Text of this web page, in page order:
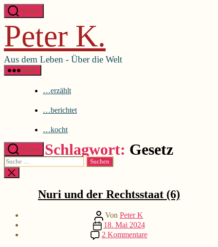
Direkt
zum
Inhalt
wechseln
Suchen
Peter K.
Aus dem Leben - Über die Welt
Menü
…erzählt
…berichtet
…kocht
Suchen
Suche
nach:
Suche
schließen
Menü schließen
…erzählt
…berichtet
…kocht
Schlagwort: Gesetz
Nuri und der Rechtsstaat (6)
Beitragsautor
Von Peter K
Beitragsdatum
18. Mai 2024
2 Kommentarezu